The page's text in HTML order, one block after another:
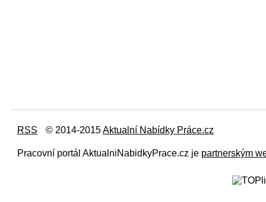
RSS © 2014-2015Aktualní Nabídky Práce.cz
Pracovní portál AktualniNabidkyPrace.cz je partnerským